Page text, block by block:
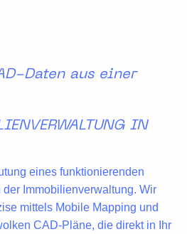
Daten aus einer
IN
eines funktionierenden
der Immobilienverwaltung. Wir
mittels Mobile Mapping und
CAD-Pläne, die direkt in Ihr